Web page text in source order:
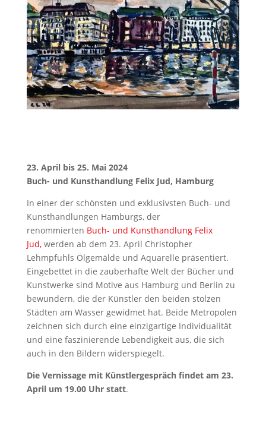
23. April bis 25. Mai 2024
Buch- und Kunsthandlung Felix Jud, Hamburg
In einer der schönsten und exklusivsten Buch- und
Kunsthandlungen Hamburgs, der
renommierten Buch- und Kunsthandlung Felix
Jud, werden ab dem 23. April Christopher
Lehmpfuhls Ölgemälde und Aquarelle präsentiert.
Eingebettet in die zauberhafte Welt der Bücher und
Kunstwerke sind Motive aus Hamburg und Berlin zu
bewundern, die der Künstler den beiden stolzen
Städten am Wasser gewidmet hat. Beide Metropolen
zeichnen sich durch eine einzigartige Individualität
und eine faszinierende Lebendigkeit aus, die sich
auch in den Bildern widerspiegelt.
Die Vernissage mit Künstlergespräch findet am 23.
April um 19.00 Uhr statt.